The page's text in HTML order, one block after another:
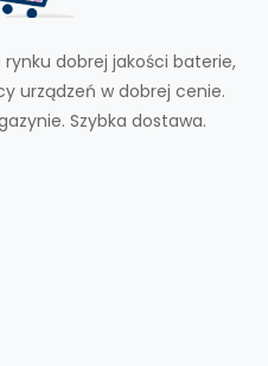
dobrej jakości baterie,
urządzeń w dobrej cenie.
Szybka dostawa.